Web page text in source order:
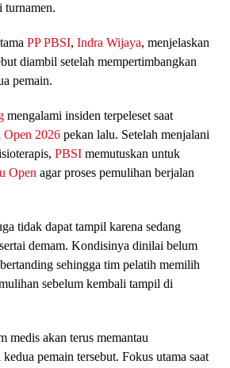
turnamen.
PP PBSI, Indra Wijaya, menjelaskan
diambil setelah mempertimbangkan
pemain.
mengalami insiden terpeleset saat
Open 2026 pekan lalu. Setelah menjalani
PBSI memutuskan untuk
Open agar proses pemulihan berjalan
tidak dapat tampil karena sedang
demam. Kondisinya dinilai belum
sehingga tim pelatih memilih
sebelum kembali tampil di
medis akan terus memantau
pemain tersebut. Fokus utama saat